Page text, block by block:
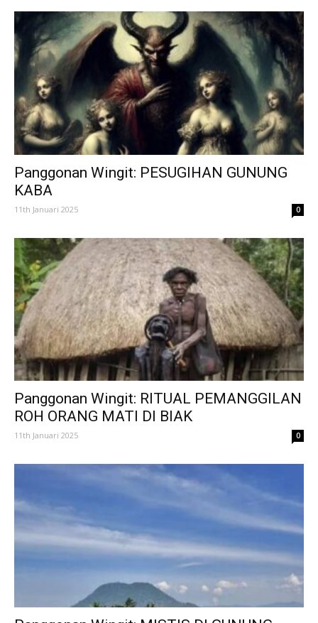
Panggonan Wingit: PESUGIHAN GUNUNG
KABA
11th Januari 2025 0
Panggonan Wingit: RITUAL PEMANGGILAN
ROH ORANG MATI DI BIAK
11th Januari 2025 0